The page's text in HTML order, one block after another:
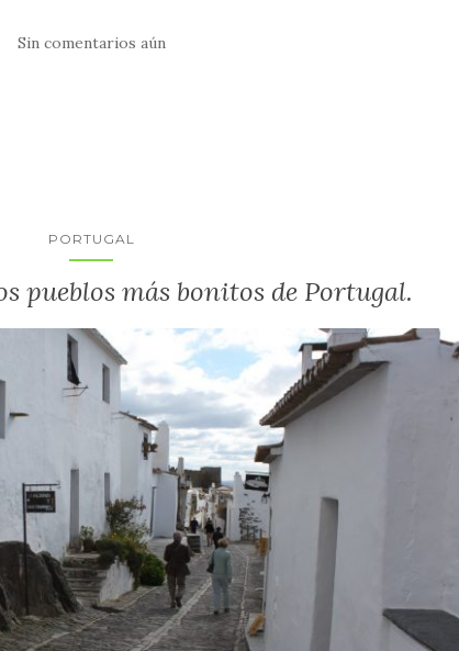
Sin comentarios aún
PORTUGAL
pueblos más bonitos de Portugal.